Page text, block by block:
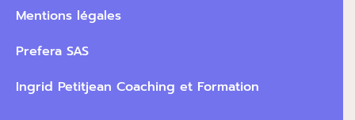
Mentions légales
Prefera SAS
Ingrid Petitjean Coaching et Formation